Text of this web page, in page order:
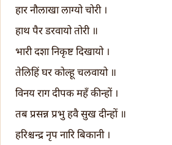
हार नौलाखा लाग्यो चोरी ।
हाथ पैर डरवायो तोरी ॥
भारी दशा निकृष्ट दिखायो ।
तेलिहिं घर कोल्हू चलवायो ॥
विनय राग दीपक महँ कीन्हों ।
तब प्रसन्न प्रभु हवै सुख दीन्हों ॥
हरिश्चन्द्र नृप नारि बिकानी ।